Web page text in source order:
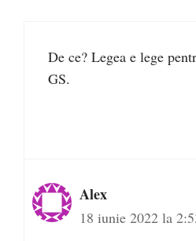
De ce? Legea e lege
GS.
Alex
18 iunie 2022 la